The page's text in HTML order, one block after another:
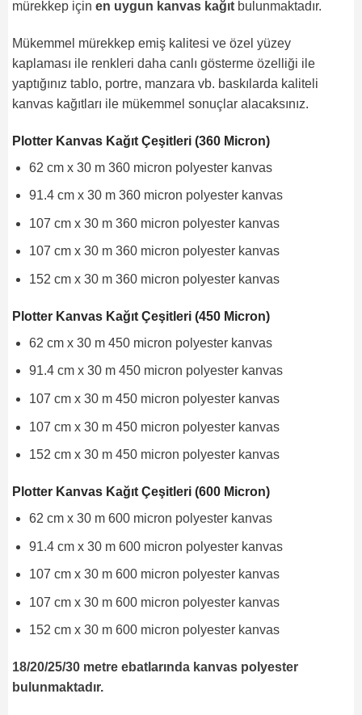
mürekkep için en uygun kanvas kağıtbulunmaktadır.
Mükemmel mürekkep emiş kalitesi ve özel yüzey
kaplaması ile renkleri daha canlı gösterme özelliği ile
yaptığınız tablo, portre, manzara vb. baskılarda kaliteli
kanvas kağıtları ile mükemmel sonuçlar alacaksınız.
Plotter Kanvas Kağıt Çeşitleri (360 Micron)
62 cm x 30 m 360 micron polyester kanvas
91.4 cm x 30 m 360 micron polyester kanvas
107 cm x 30 m 360 micron polyester kanvas
107 cm x 30 m 360 micron polyester kanvas
152 cm x 30 m 360 micron polyester kanvas
Plotter Kanvas Kağıt Çeşitleri (450 Micron)
62 cm x 30 m 450 micron polyester kanvas
91.4 cm x 30 m 450 micron polyester kanvas
107 cm x 30 m 450 micron polyester kanvas
107 cm x 30 m 450 micron polyester kanvas
152 cm x 30 m 450 micron polyester kanvas
Plotter Kanvas Kağıt Çeşitleri (600 Micron)
62 cm x 30 m 600 micron polyester kanvas
91.4 cm x 30 m 600 micron polyester kanvas
107 cm x 30 m 600 micron polyester kanvas
107 cm x 30 m 600 micron polyester kanvas
152 cm x 30 m 600 micron polyester kanvas
18/20/25/30 metre ebatlarında kanvas polyester
bulunmaktadır.